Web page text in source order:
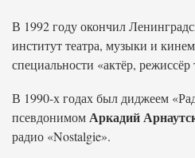
В 1992 году окончил
институт театра, музыки и
специальности «актёр, режиссёр
В 1990-х годах был диджеем
псевдонимомАркадий
радио «Nostalgie».